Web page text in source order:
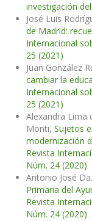
investigación
José Luis
de Madrid:
Internacional
25 (2021)
Juan González
cambiar la
Internacional
25 (2021)
Alexandra Lima
Monti, Sujetos
modernización
Revista
Núm. 24 (2020)
Antonio José
Primaria del
Revista
Núm. 24 (2020)